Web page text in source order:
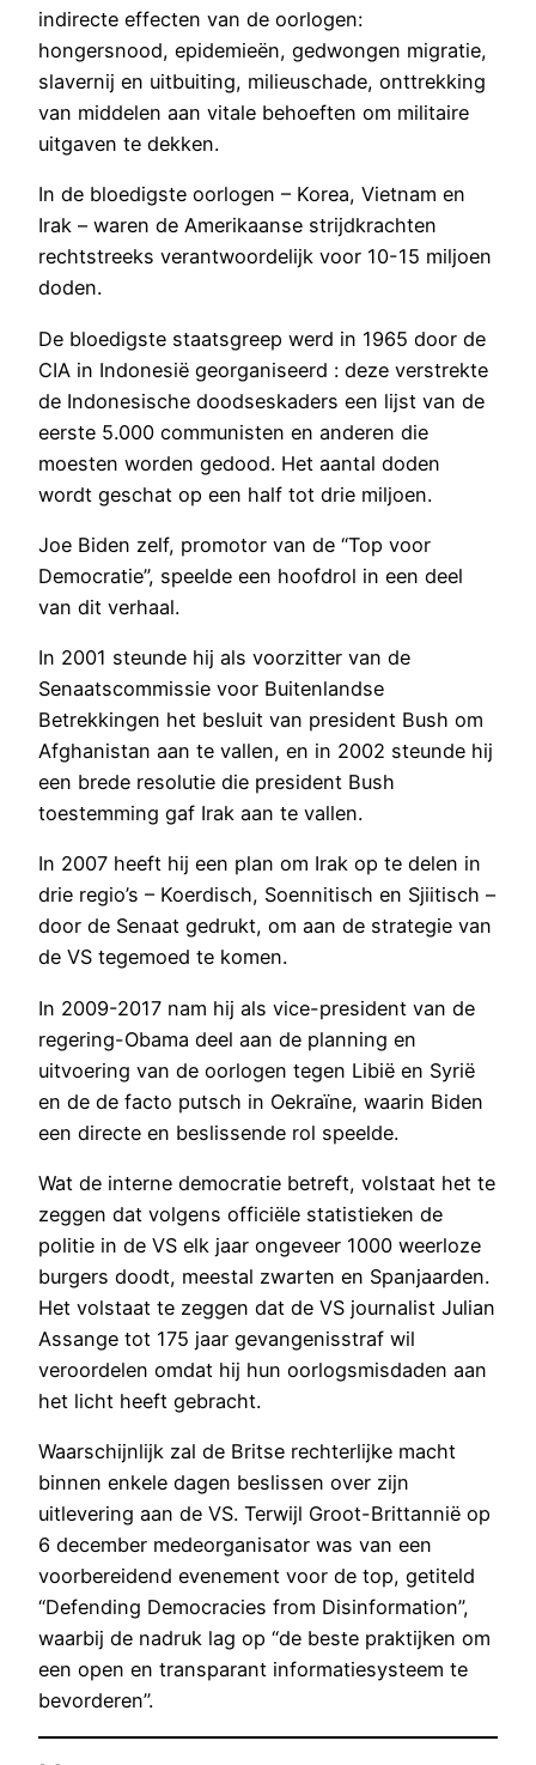
indirecte effecten van de oorlogen:
hongersnood, epidemieën, gedwongen migratie,
slavernij en uitbuiting, milieuschade, onttrekking
van middelen aan vitale behoeften om militaire
uitgaven te dekken.
In de bloedigste oorlogen – Korea, Vietnam en
Irak – waren de Amerikaanse strijdkrachten
rechtstreeks verantwoordelijk voor 10-15 miljoen
doden.
De bloedigste staatsgreep werd in 1965 door de
CIA in Indonesië georganiseerd : deze verstrekte
de Indonesische doodseskaders een lijst van de
eerste 5.000 communisten en anderen die
moesten worden gedood. Het aantal doden
wordt geschat op een half tot drie miljoen.
Joe Biden zelf, promotor van de “Top voor
Democratie”, speelde een hoofdrol in een deel
van dit verhaal.
In 2001 steunde hij als voorzitter van de
Senaatscommissie voor Buitenlandse
Betrekkingen het besluit van president Bush om
Afghanistan aan te vallen, en in 2002 steunde hij
een brede resolutie die president Bush
toestemming gaf Irak aan te vallen.
In 2007 heeft hij een plan om Irak op te delen in
drie regio’s – Koerdisch, Soennitisch en Sjiitisch –
door de Senaat gedrukt, om aan de strategie van
de VS tegemoed te komen.
In 2009-2017 nam hij als vice-president van de
regering-Obama deel aan de planning en
uitvoering van de oorlogen tegen Libië en Syrië
en de de facto putsch in Oekraïne, waarin Biden
een directe en beslissende rol speelde.
Wat de interne democratie betreft, volstaat het te
zeggen dat volgens officiële statistieken de
politie in de VS elk jaar ongeveer 1000 weerloze
burgers doodt, meestal zwarten en Spanjaarden.
Het volstaat te zeggen dat de VS journalist Julian
Assange tot 175 jaar gevangenisstraf wil
veroordelen omdat hij hun oorlogsmisdaden aan
het licht heeft gebracht.
Waarschijnlijk zal de Britse rechterlijke macht
binnen enkele dagen beslissen over zijn
uitlevering aan de VS. Terwijl Groot-Brittannië op
6 december medeorganisator was van een
voorbereidend evenement voor de top, getiteld
“Defending Democracies from Disinformation”,
waarbij de nadruk lag op “de beste praktijken om
een open en transparant informatiesysteem te
bevorderen”.